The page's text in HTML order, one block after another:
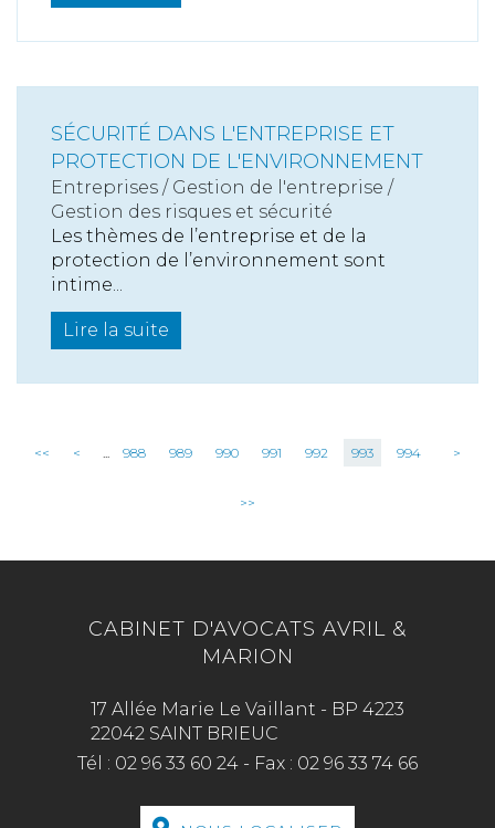
SÉCURITÉ DANS L'ENTREPRISE ET
PROTECTION DE L'ENVIRONNEMENT
Entreprises / Gestion de l'entreprise /
Gestion des risques et sécurité
Les thèmes de l’entreprise et de la
protection de l’environnement sont
intime...
Lire la suite
<< < ... 988 989 990 991 992 993 994 >
>>
CABINET D'AVOCATS AVRIL &
MARION
17 Allée Marie Le Vaillant - BP 4223
22042 SAINT BRIEUC
Tél : 02 96 33 60 24 - Fax : 02 96 33 74 66